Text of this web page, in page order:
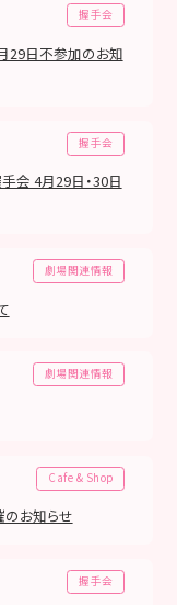
握手会
29日不参加のお知
握手会
会 4月29日・30日
劇場関連情報
劇場関連情報
Cafe & Shop
お知らせ
握手会